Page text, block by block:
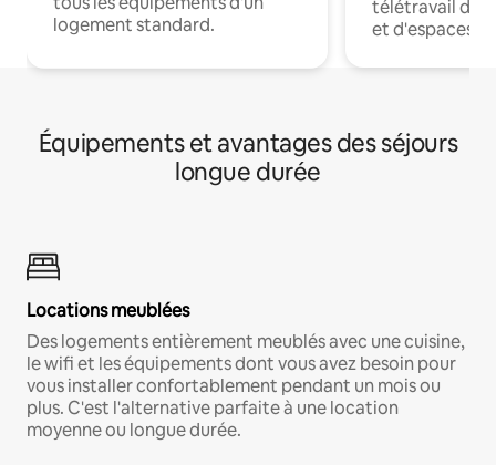
logement standard.
télétravail
et d'espaces
Équipements et avantages des séjours
longue durée
Locations meublées
Des logements entièrement meublés avec une cuisine,
le wifi et les équipements dont vous avez besoin pour
vous installer confortablement pendant un mois ou
plus. C'est l'alternative parfaite à une location
moyenne ou longue durée.